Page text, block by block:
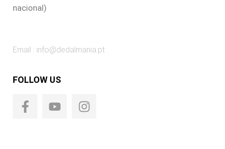
nacional)
Email : info@dedalmania.pt
FOLLOW US